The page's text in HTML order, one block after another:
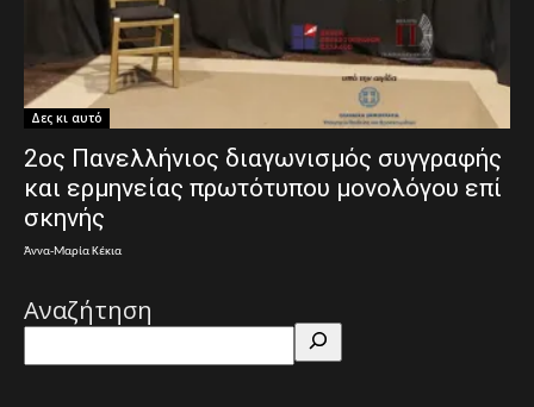
Δες κι αυτό
2ος Πανελλήνιος διαγωνισμός συγγραφής
και ερμηνείας πρωτότυπου μονολόγου επί
σκηνής
Άννα-Μαρία Κέκια
Αναζήτηση